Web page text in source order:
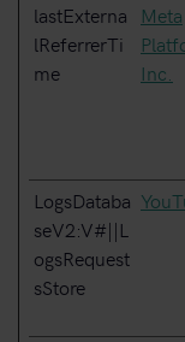
lastExterna
lReferrerTi
me
Meta
Inc.
LogsDataba
seV2:V#||L
ogsRequest
sStore